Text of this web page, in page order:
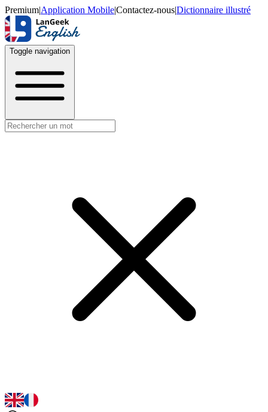
Premium|Application Mobile|Contactez-nous|Dictionnaire illustré
Toggle navigation